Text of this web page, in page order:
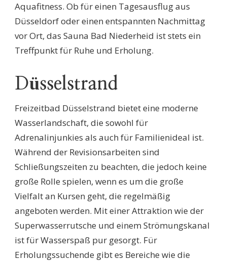
Aquafitness. Ob für einen Tagesausflug aus
Düsseldorf oder einen entspannten Nachmittag
vor Ort, das Sauna Bad Niederheid ist stets ein
Treffpunkt für Ruhe und Erholung.
Düsselstrand
Freizeitbad Düsselstrand bietet eine moderne
Wasserlandschaft, die sowohl für
Adrenalinjunkies als auch für Familienideal ist.
Während der Revisionsarbeiten sind
Schließungszeiten zu beachten, die jedoch keine
große Rolle spielen, wenn es um die große
Vielfalt an Kursen geht, die regelmäßig
angeboten werden. Mit einer Attraktion wie der
Superwasserrutsche und einem Strömungskanal
ist für Wasserspaß pur gesorgt. Für
Erholungssuchende gibt es Bereiche wie die